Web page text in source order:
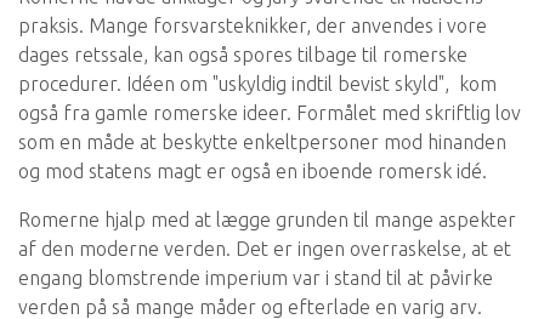
praksis. Mange forsvarsteknikker, der anvendes i vore
dages retssale, kan også spores tilbage til romerske
procedurer. Idéen om "uskyldig indtil bevist skyld", kom
også fra gamle romerske ideer. Formålet med skriftlig lov
som en måde at beskytte enkeltpersoner mod hinanden
og mod statens magt er også en iboende romersk idé.
Romerne hjalp med at lægge grunden til mange aspekter
af den moderne verden. Det er ingen overraskelse, at et
engang blomstrende imperium var i stand til at påvirke
verden på så mange måder og efterlade en varig arv.